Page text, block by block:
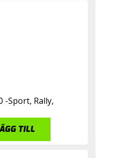
-Sport, Rally,
TILL